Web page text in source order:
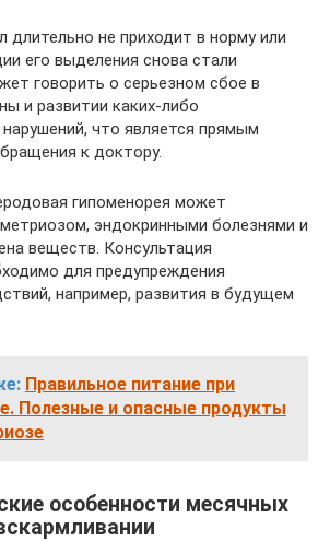
длительно не приходит в норму или
его выделения снова стали
говорить о серьезном сбое в
и развитии каких-либо
нарушений, что является прямым
к доктору.
гипоменорея может
эндокринными болезнями и
веществ. Консультация
для предупреждения
например, развития в будущем
Правильное питание при
Полезные и опасные продукты
особенности месячных